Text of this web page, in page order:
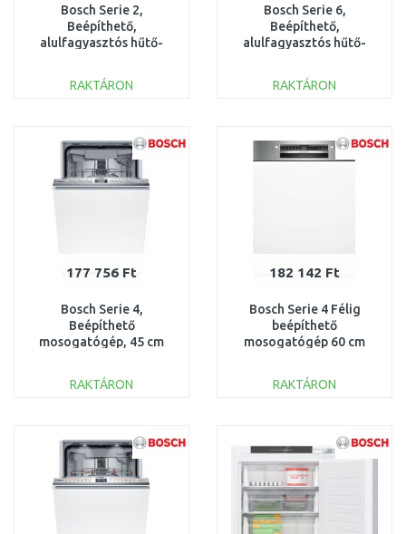
Bosch Serie 2,
Beépíthető,
alulfagyasztós hűtő-
177.2x54.1 cm
RAKTÁRON
Összehasonlítás
Bosch Serie 6,
Beépíthető,
alulfagyasztós hűtő-
KBN96ADD0
RAKTÁRON
Összehasonlítás
177 756 Ft
Bosch Serie 4,
Beépíthető
mosogatógép, 45 cm
RAKTÁRON
Összehasonlítás
182 142 Ft
Bosch Serie 4 Félig
beépíthető
mosogatógép 60 cm
SMI4HVS14E
RAKTÁRON
Összehasonlítás